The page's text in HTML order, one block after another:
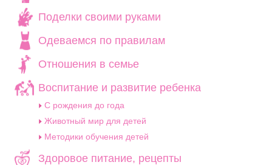
Поделки своими руками
Одеваемся по правилам
Отношения в семье
Воспитание и развитие ребенка
C рождения до года
Животный мир для детей
Методики обучения детей
Здоровое питание, рецепты